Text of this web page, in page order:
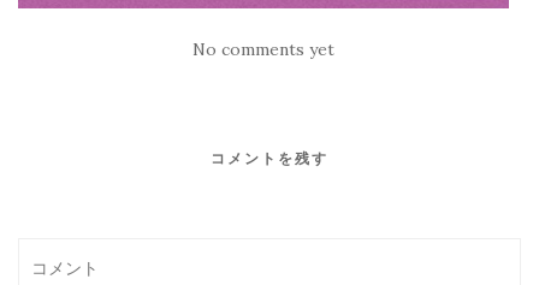
No comments yet
コメントを残す